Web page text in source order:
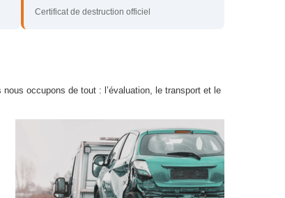
Certificat de destruction officiel
occupons de tout : l’évaluation, le transport et le